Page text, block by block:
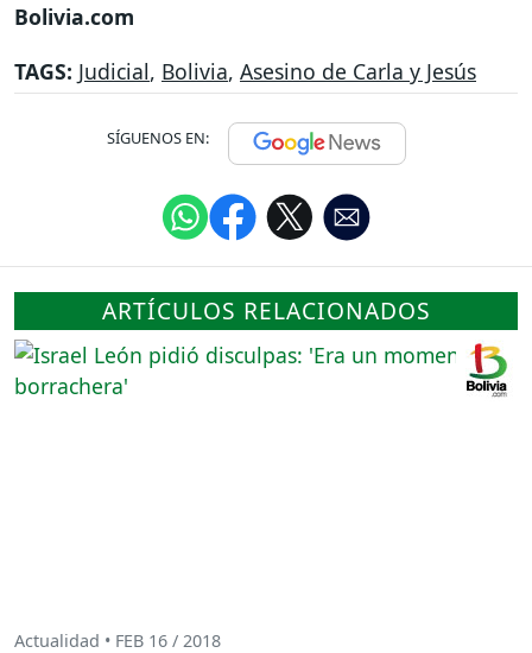
Bolivia.com
TAGS: Judicial, Bolivia, Asesino de Carla y Jesús
SÍGUENOS EN:
ARTÍCULOS RELACIONADOS
Actualidad • FEB 16 / 2018